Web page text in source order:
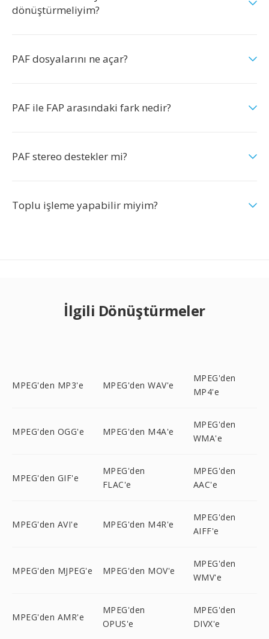
dönüştürmeliyim?
PAF dosyalarını ne açar?
PAF ile FAP arasındaki fark nedir?
PAF stereo destekler mi?
Toplu işleme yapabilir miyim?
İlgili Dönüştürmeler
MPEG'den MP3'e MPEG'den WAV'e
MPEG'den
MP4'e
MPEG'den OGG'e MPEG'den M4A'e
MPEG'den
WMA'e
MPEG'den GIF'e
MPEG'den
FLAC'e
MPEG'den
AAC'e
MPEG'den AVI'e MPEG'den M4R'e
MPEG'den
AIFF'e
MPEG'den MJPEG'e MPEG'den MOV'e
MPEG'den
WMV'e
MPEG'den AMR'e
MPEG'den
OPUS'e
MPEG'den
DIVX'e